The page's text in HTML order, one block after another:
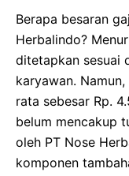
Berapa besaran
Herbalindo?
ditetapkan sesuai
karyawan.
rata sebesar Rp.
belum mencakup
oleh PT Nose
komponen